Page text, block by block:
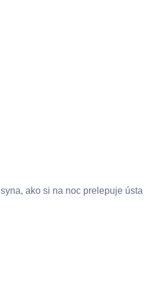
ako si na noc prelepuje ústa